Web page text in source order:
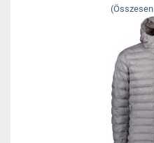
(Összesen